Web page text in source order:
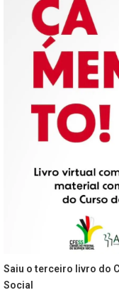
Saiu o terceiro livro do
Social